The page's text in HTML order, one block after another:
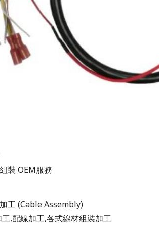
裝 OEM服務
工 (Cable Assembly)
,配線加工,各式線材組裝加工